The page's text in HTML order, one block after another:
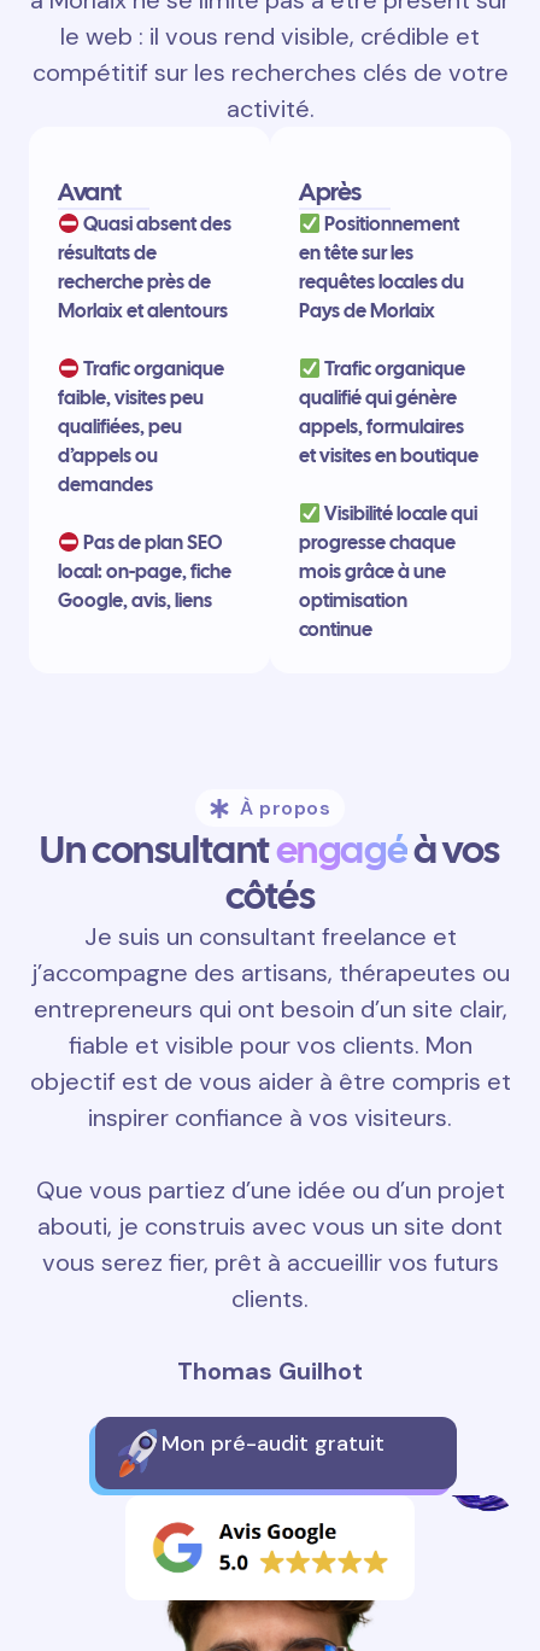
le web : il vous rend visible, crédible et
compétitif sur les recherches clés de votre
activité.
Avant
Quasi absent des
résultats de
recherche près de
Morlaix et alentours
Trafic organique
faible, visites peu
qualifiées, peu
d’appels ou
demandes
Pas de plan SEO
local: on-page, fiche
Google, avis, liens
Après
Positionnement
en tête sur les
requêtes locales du
Pays de Morlaix
Trafic organique
qualifié qui génère
appels, formulaires
et visites en boutique
Visibilité locale qui
progresse chaque
mois grâce à une
optimisation
continue
À propos
Un consultantengagéà vos
côtés
Je suis un consultant freelance et
j’accompagne des artisans, thérapeutes ou
entrepreneurs qui ont besoin d’un site clair,
fiable et visible pour vos clients. Mon
objectif est de vous aider à être compris et
inspirer confiance à vos visiteurs.
Que vous partiez d’une idée ou d’un projet
abouti, je construis avec vous un site dont
vous serez fier, prêt à accueillir vos futurs
clients.
Thomas Guilhot
Mon pré-audit gratuit